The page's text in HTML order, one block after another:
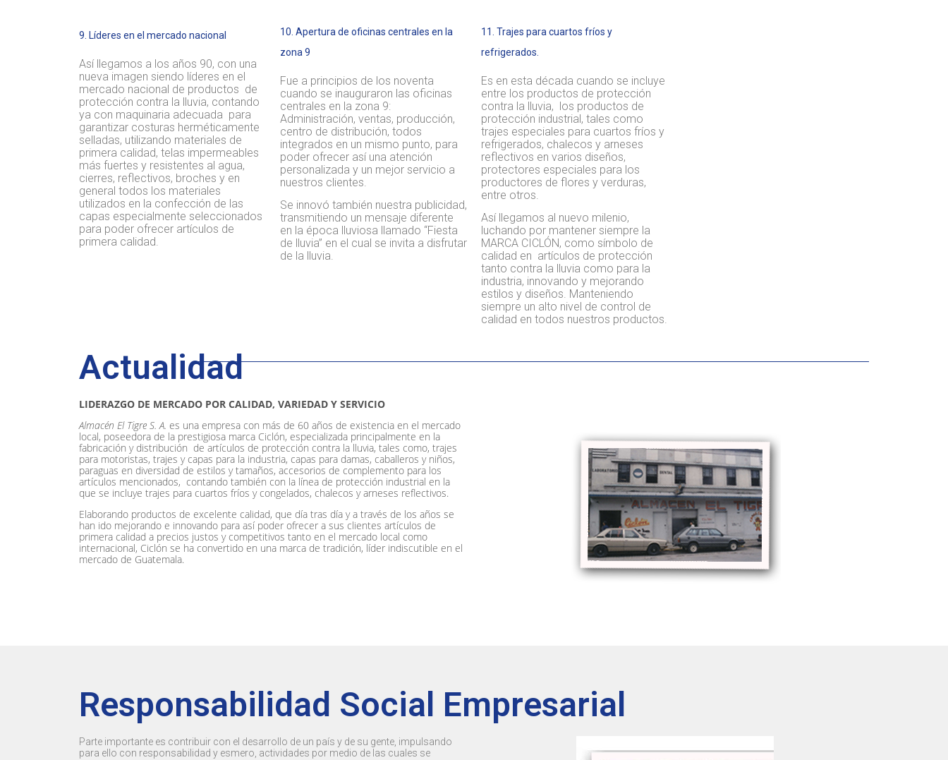
9. Líderes en el mercado nacional
Así llegamos a los años 90, con una
nueva imagen siendo líderes en el
mercado nacional de productos de
protección contra la lluvia, contando
ya con maquinaria adecuada para
garantizar costuras herméticamente
selladas, utilizando materiales de
primera calidad, telas impermeables
más fuertes y resistentes al agua,
cierres, reflectivos, broches y en
general todos los materiales
utilizados en la confección de las
capas especialmente seleccionados
para poder ofrecer artículos de
primera calidad.
10. Apertura de oficinas centrales en la
zona 9
Fue a principios de los noventa
cuando se inauguraron las oficinas
centrales en la zona 9:
Administración, ventas, producción,
centro de distribución, todos
integrados en un mismo punto, para
poder ofrecer así una atención
personalizada y un mejor servicio a
nuestros clientes.
Se innovó también nuestra publicidad,
transmitiendo un mensaje diferente
en la época lluviosa llamado “Fiesta
de lluvia” en el cual se invita a disfrutar
de la lluvia.
11. Trajes para cuartos fríos y
refrigerados.
Es en esta década cuando se incluye
entre los productos de protección
contra la lluvia, los productos de
protección industrial, tales como
trajes especiales para cuartos fríos y
refrigerados, chalecos y arneses
reflectivos en varios diseños,
protectores especiales para los
productores de flores y verduras,
entre otros.
Así llegamos al nuevo milenio,
luchando por mantener siempre la
MARCA CICLÓN, como símbolo de
calidad en artículos de protección
tanto contra la lluvia como para la
industria, innovando y mejorando
estilos y diseños. Manteniendo
siempre un alto nivel de control de
calidad en todos nuestros productos.
Actualidad
LIDERAZGO DE MERCADO POR CALIDAD, VARIEDAD Y SERVICIO
Almacén El Tigre S. A. es una empresa con más de 60 años de existencia en el mercado
local, poseedora de la prestigiosa marca Ciclón, especializada principalmente en la
fabricación y distribución de artículos de protección contra la lluvia, tales como, trajes
para motoristas, trajes y capas para la industria, capas para damas, caballeros y niños,
paraguas en diversidad de estilos y tamaños, accesorios de complemento para los
artículos mencionados, contando también con la línea de protección industrial en la
que se incluye trajes para cuartos fríos y congelados, chalecos y arneses reflectivos.
Elaborando productos de excelente calidad, que día tras día y a través de los años se
han ido mejorando e innovando para así poder ofrecer a sus clientes artículos de
primera calidad a precios justos y competitivos tanto en el mercado local como
internacional, Ciclón se ha convertido en una marca de tradición, líder indiscutible en el
mercado de Guatemala.
Responsabilidad Social Empresarial
Parte importante es contribuir con el desarrollo de un país y de su gente, impulsando
para ello con responsabilidad y esmero, actividades por medio de las cuales se